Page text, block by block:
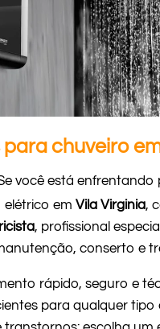
para chuveiro
você está enfrentando
elétrico em Vila Virginia,
, profissional
conserto e
rápido, seguro e
para qualquer tipo